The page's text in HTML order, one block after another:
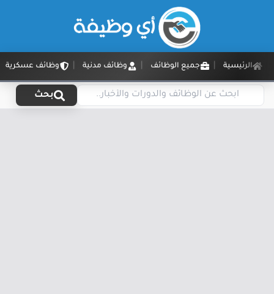
الرئيسية جميع الوظائف وظائف مدنية وظائف عسكرية
بحث